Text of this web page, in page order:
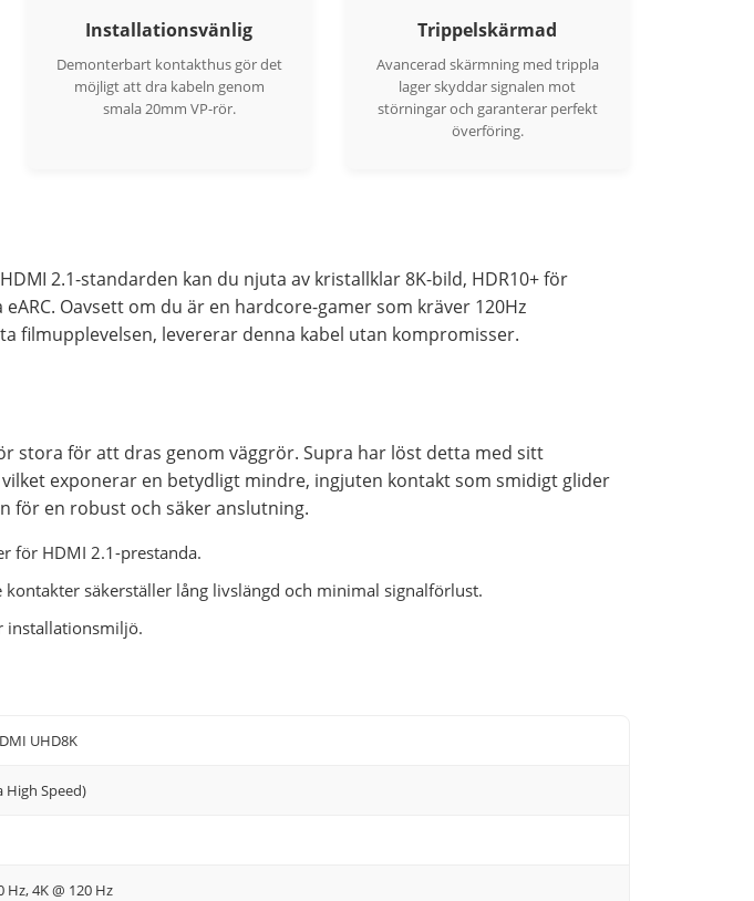
Installationsvänlig
Demonterbart kontakthus gör det
möjligt att dra kabeln genom
smala 20mm VP-rör.
Trippelskärmad
Avancerad skärmning med trippla
lager skyddar signalen mot
störningar och garanterar perfekt
överföring.
2.1-standarden kan du njuta av kristallklar 8K-bild, HDR10+ för
Oavsett om du är en hardcore-gamer som kräver 120Hz
filmupplevelsen, levererar denna kabel utan kompromisser.
stora för att dras genom väggrör. Supra har löst detta med sitt
exponerar en betydligt mindre, ingjuten kontakt som smidigt glider
för en robust och säker anslutning.
för HDMI 2.1-prestanda.
säkerställer lång livslängd och minimal signalförlust.
installationsmiljö.
UHD8K
High Speed)
Hz, 4K @ 120 Hz